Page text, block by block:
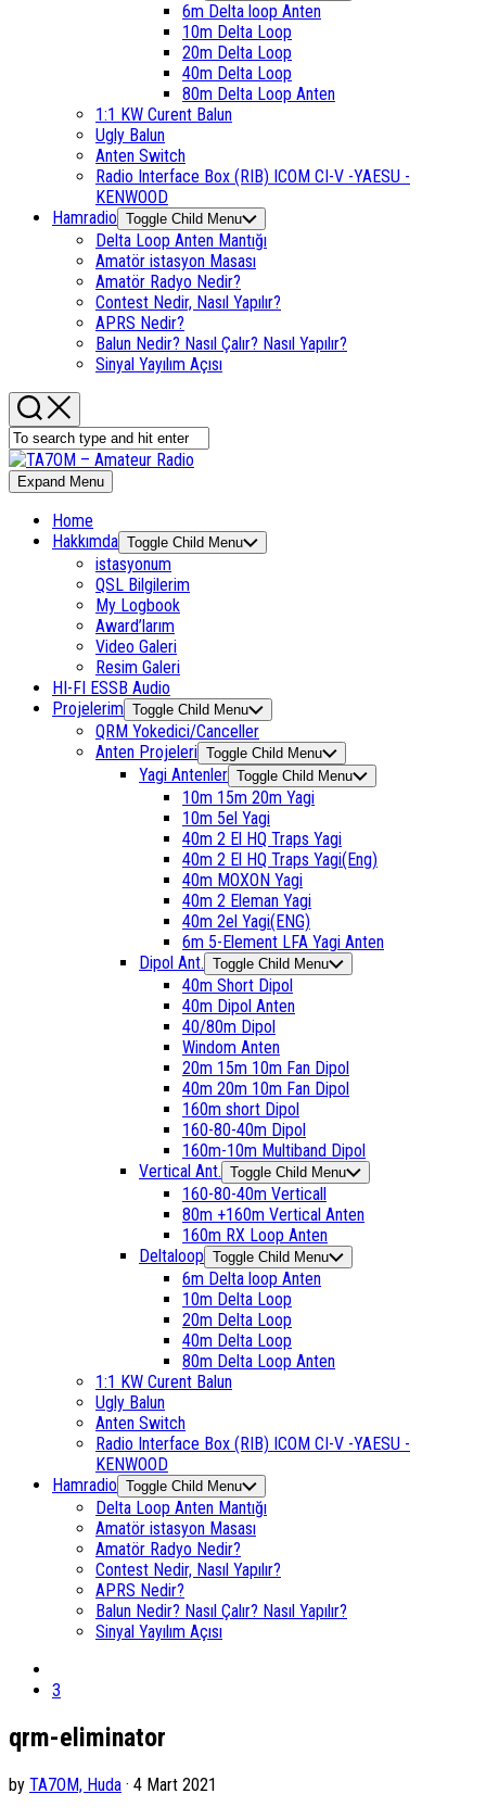
6m Delta loop Anten
10m Delta Loop
20m Delta Loop
40m Delta Loop
80m Delta Loop Anten
1:1 KW Curent Balun
Ugly Balun
Anten Switch
Radio Interface Box (RIB) ICOM CI-V -YAESU -
KENWOOD
Hamradio Toggle Child Menu
Delta Loop Anten Mantığı
Amatör istasyon Masası
Amatör Radyo Nedir?
Contest Nedir, Nasıl Yapılır?
APRS Nedir?
Balun Nedir? Nasıl Çalır? Nasıl Yapılır?
Sinyal Yayılım Açısı
Expand Menu
Home
Hakkımda Toggle Child Menu
istasyonum
QSL Bilgilerim
My Logbook
Award’larım
Video Galeri
Resim Galeri
HI-FI ESSB Audio
Projelerim Toggle Child Menu
QRM Yokedici/Canceller
Anten Projeleri Toggle Child Menu
Yagi Antenler Toggle Child Menu
10m 15m 20m Yagi
10m 5el Yagi
40m 2 El HQ Traps Yagi
40m 2 El HQ Traps Yagi(Eng)
40m MOXON Yagi
40m 2 Eleman Yagi
40m 2el Yagi(ENG)
6m 5-Element LFA Yagi Anten
Dipol Ant. Toggle Child Menu
40m Short Dipol
40m Dipol Anten
40/80m Dipol
Windom Anten
20m 15m 10m Fan Dipol
40m 20m 10m Fan Dipol
160m short Dipol
160-80-40m Dipol
160m-10m Multiband Dipol
Vertical Ant. Toggle Child Menu
160-80-40m Verticall
80m +160m Vertical Anten
160m RX Loop Anten
Deltaloop Toggle Child Menu
6m Delta loop Anten
10m Delta Loop
20m Delta Loop
40m Delta Loop
80m Delta Loop Anten
1:1 KW Curent Balun
Ugly Balun
Anten Switch
Radio Interface Box (RIB) ICOM CI-V -YAESU -
KENWOOD
Hamradio Toggle Child Menu
Delta Loop Anten Mantığı
Amatör istasyon Masası
Amatör Radyo Nedir?
Contest Nedir, Nasıl Yapılır?
APRS Nedir?
Balun Nedir? Nasıl Çalır? Nasıl Yapılır?
Sinyal Yayılım Açısı
3
qrm-eliminator
by TA7OM, Huda · 4 Mart 2021